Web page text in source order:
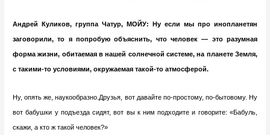
Андрей Куликов, группа Чатур, МОЙУ: Ну если мы про инопланетян
заговорили, то я попробую объяснить, что человек — это разумная
форма жизни, обитаемая в нашей солнечной системе, на планете Земля,
с такими-то условиями, окружаемая такой-то атмосферой.
Ну, опять же, наукообразно.Друзья, вот давайте по-простому, по-бытовому. Ну
вот бабушки у подъезда сидят, вот вы к ним подходите и говорите: «Бабуль,
скажи, а кто ж такой человек?»